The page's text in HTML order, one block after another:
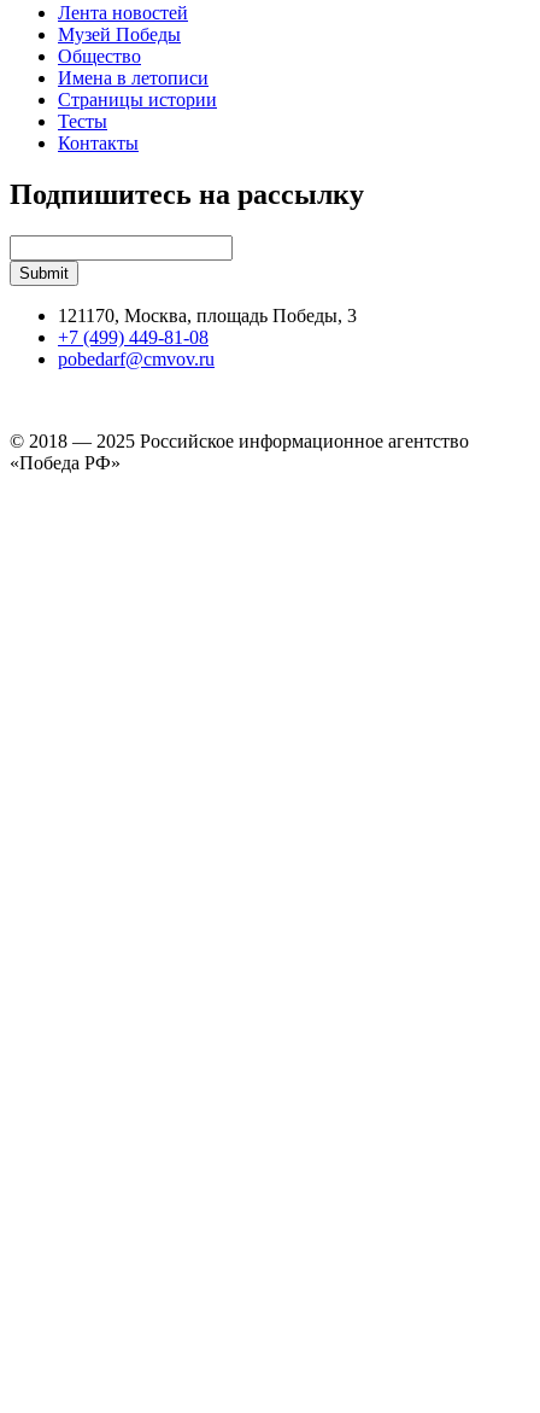
Лента новостей
Музей Победы
Общество
Имена в летописи
Страницы истории
Тесты
Контакты
Подпишитесь на рассылку
121170, Москва, площадь Победы, 3
+7 (499) 449-81-08
pobedarf@cmvov.ru
© 2018 — 2025 Российское информационное агентство
«Победа РФ»